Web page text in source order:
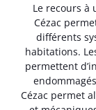
Le recours à
Cézac
différents
habitations.
permettent
Cézac permet